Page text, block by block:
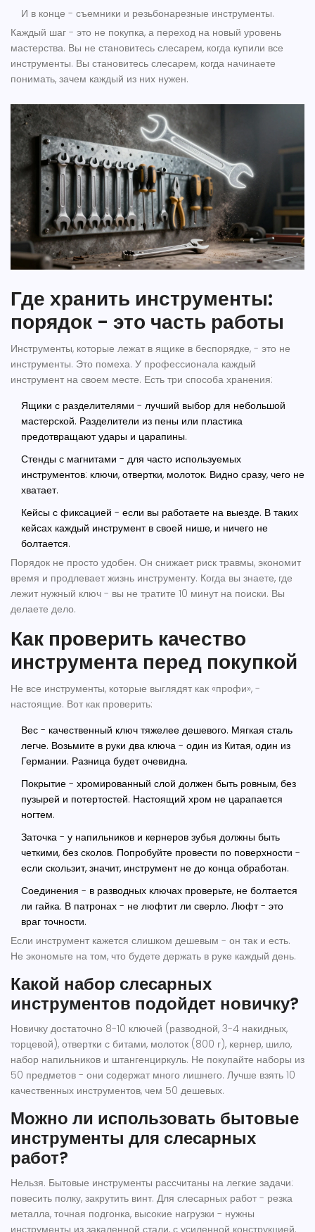
И в конце - съемники и резьбонарезные инструменты.
Каждый шаг - это не покупка, а переход на новый уровень
мастерства. Вы не становитесь слесарем, когда купили все
инструменты. Вы становитесь слесарем, когда начинаете
понимать, зачем каждый из них нужен.
Где хранить инструменты:
порядок - это часть работы
Инструменты, которые лежат в ящике в беспорядке, - это не
инструменты. Это помеха. У профессионала каждый
инструмент на своем месте. Есть три способа хранения:
Ящики с разделителями - лучший выбор для небольшой
мастерской. Разделители из пены или пластика
предотвращают удары и царапины.
Стенды с магнитами - для часто используемых
инструментов: ключи, отвертки, молоток. Видно сразу, чего не
хватает.
Кейсы с фиксацией - если вы работаете на выезде. В таких
кейсах каждый инструмент в своей нише, и ничего не
болтается.
Порядок не просто удобен. Он снижает риск травмы, экономит
время и продлевает жизнь инструменту. Когда вы знаете, где
лежит нужный ключ - вы не тратите 10 минут на поиски. Вы
делаете дело.
Как проверить качество
инструмента перед покупкой
Не все инструменты, которые выглядят как «профи», -
настоящие. Вот как проверить:
Вес - качественный ключ тяжелее дешевого. Мягкая сталь
легче. Возьмите в руки два ключа - один из Китая, один из
Германии. Разница будет очевидна.
Покрытие - хромированный слой должен быть ровным, без
пузырей и потертостей. Настоящий хром не царапается
ногтем.
Заточка - у напильников и кернеров зубья должны быть
четкими, без сколов. Попробуйте провести по поверхности -
если скользит, значит, инструмент не до конца обработан.
Соединения - в разводных ключах проверьте, не болтается
ли гайка. В патронах - не люфтит ли сверло. Люфт - это
враг точности.
Если инструмент кажется слишком дешевым - он так и есть.
Не экономьте на том, что будете держать в руке каждый день.
Какой набор слесарных
инструментов подойдет новичку?
Новичку достаточно 8-10 ключей (разводной, 3-4 накидных,
торцевой), отвертки с битами, молоток (800 г), кернер, шило,
набор напильников и штангенциркуль. Не покупайте наборы из
50 предметов - они содержат много лишнего. Лучше взять 10
качественных инструментов, чем 50 дешевых.
Можно ли использовать бытовые
инструменты для слесарных
работ?
Нельзя. Бытовые инструменты рассчитаны на легкие задачи:
повесить полку, закрутить винт. Для слесарных работ - резка
металла, точная подгонка, высокие нагрузки - нужны